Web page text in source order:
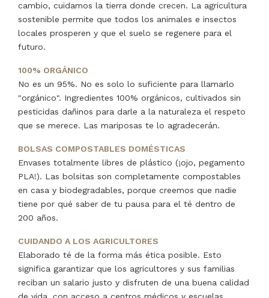
cambio, cuidamos la tierra donde crecen. La agricultura
sostenible permite que todos los animales e insectos
locales prosperen y que el suelo se regenere para el
futuro.
100% ORGÁNICO
No es un 95%. No es solo lo suficiente para llamarlo
"orgánico". Ingredientes 100% orgánicos, cultivados sin
pesticidas dañinos para darle a la naturaleza el respeto
que se merece. Las mariposas te lo agradecerán.
BOLSAS COMPOSTABLES DOMÉSTICAS
Envases totalmente libres de plástico (¡ojo, pegamento
PLA!). Las bolsitas son completamente compostables
en casa y biodegradables, porque creemos que nadie
tiene por qué saber de tu pausa para el té dentro de
200 años.
CUIDANDO A LOS AGRICULTORES
Elaborado té de la forma más ética posible. Esto
significa garantizar que los agricultores y sus familias
reciban un salario justo y disfruten de una buena calidad